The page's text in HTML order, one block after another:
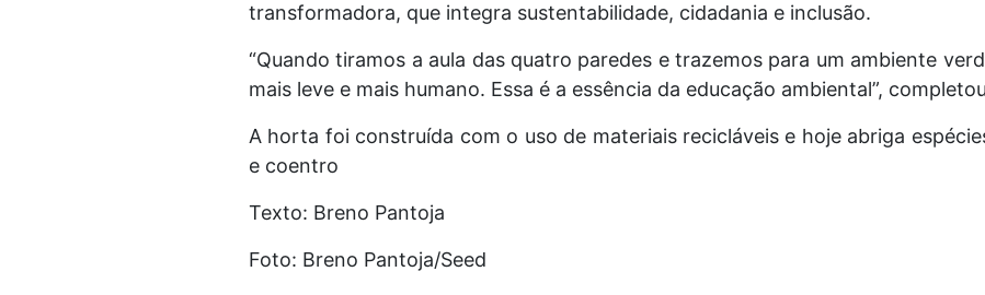
transformadora, que integra sustentabilidade, cidadania e inclusão.
“Quando tiramos a aula das quatro paredes e trazemos para um ambiente
mais leve e mais humano. Essa é a essência da educação ambiental”,
A horta foi construída com o uso de materiais recicláveis e hoje abriga
e coentro
Texto: Breno Pantoja
Foto: Breno Pantoja/Seed